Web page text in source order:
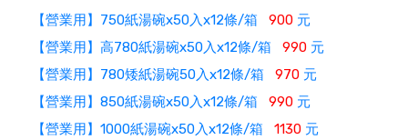
【營業用】750紙湯碗x50入x12條/箱 900 元
【營業用】高780紙湯碗x50入x12條/箱 990 元
【營業用】780矮紙湯碗50入x12條/箱 970 元
【營業用】850紙湯碗x50入x12條/箱 990 元
【營業用】1000紙湯碗x50入x12條/箱 1130 元